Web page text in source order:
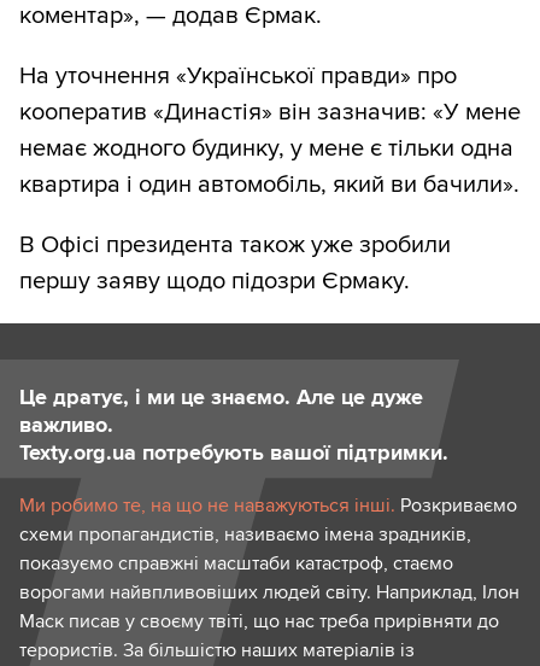
коментар», — додав Єрмак.
На уточнення «Української правди» про
кооператив «Династія» він зазначив: «У мене
немає жодного будинку, у мене є тільки одна
квартира і один автомобіль, який ви бачили».
В Офісі президента також уже зробили
першу заяву щодо підозри Єрмаку.
Це дратує, і ми це знаємо. Але це дуже
важливо.
Texty.org.ua потребують вашої підтримки.
Ми робимо те, на що не наважуються інші. Розкриваємо
схеми пропагандистів, називаємо імена зрадників,
показуємо справжні масштаби катастроф, стаємо
ворогами найвпливовіших людей світу. Наприклад, Ілон
Маск писав у своєму твіті, що нас треба прирівняти до
терористів. За більшістю наших матеріалів із